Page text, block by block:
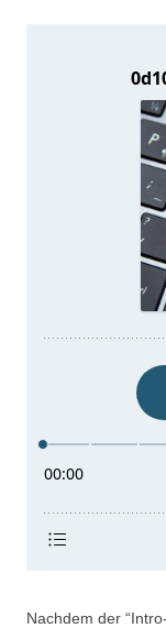
Nachdem der